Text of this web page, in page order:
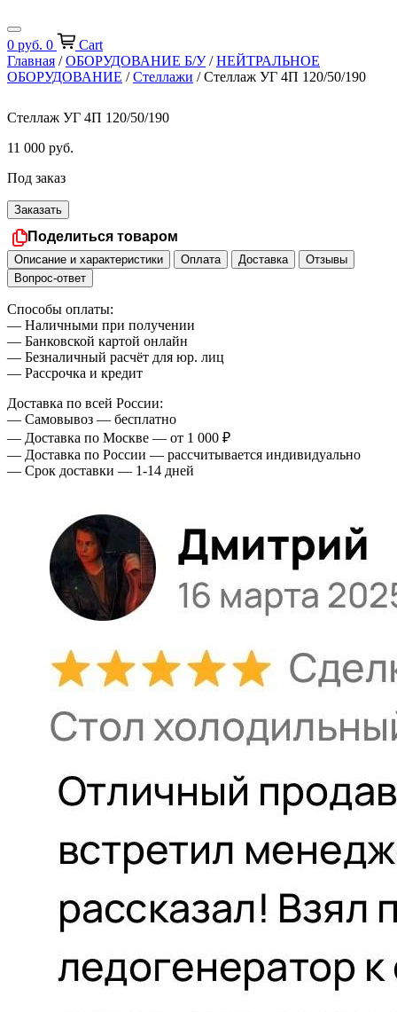
0 руб. 0
Cart
Главная /ОБОРУДОВАНИЕ Б/У/НЕЙТРАЛЬНОЕ
ОБОРУДОВАНИЕ /Стеллажи / Стеллаж УГ 4П 120/50/190
Стеллаж УГ 4П 120/50/190
11 000 руб.
Под заказ
Заказать
Поделиться товаром
Описание и характеристики Оплата Доставка
Отзывы
Вопрос-ответ
Способы оплаты:
— Наличными при получении
— Банковской картой онлайн
— Безналичный расчёт для юр. лиц
— Рассрочка и кредит
Доставка по всей России:
— Самовывоз — бесплатно
— Доставка по Москве — от 1 000 ₽
— Доставка по России — рассчитывается индивидуально
— Срок доставки — 1-14 дней